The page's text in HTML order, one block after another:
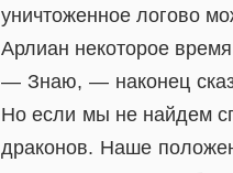
уничтоженное логово
Арлиан некоторое
— Знаю, — наконец
Но если мы не найдем
драконов. Наше